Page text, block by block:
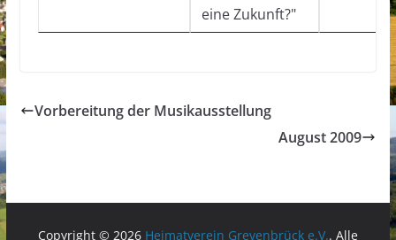
eine Zukunft?"
Vorbereitung der Musikausstellung
August 2009
Copyright © 2026 Heimatverein Grevenbrück e.V.. Alle